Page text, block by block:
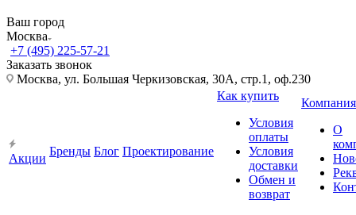
Ваш город
Москва
+7 (495) 225-57-21
Заказать звонок
Москва, ул. Большая Черкизовская, 30А, стр.1, оф.230
Акции
Бренды Блог Проектирование
Как купить
Условия
оплаты
Условия
доставки
Обмен и
возврат
Компания
О